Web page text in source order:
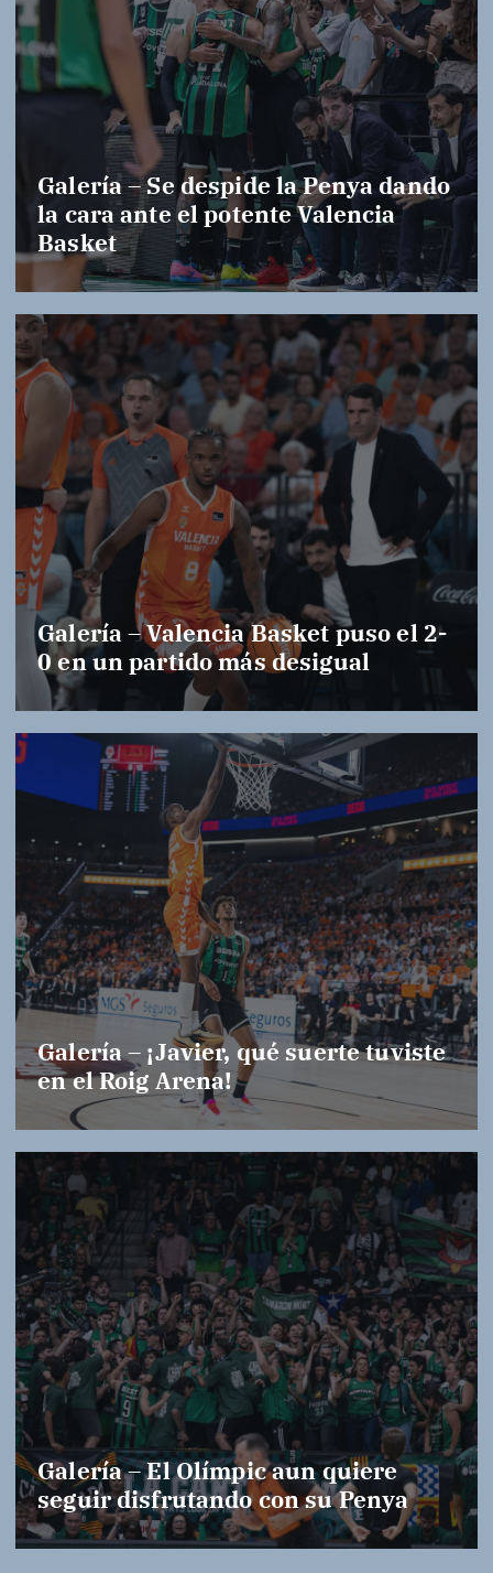
Galería – Se despide la Penya dando
la cara ante el potente Valencia
Basket
Galería – Valencia Basket puso el 2-
0 en un partido más desigual
Galería – ¡Javier, qué suerte tuviste
en el Roig Arena!
Galería – El Olímpic aun quiere
seguir disfrutando con su Penya